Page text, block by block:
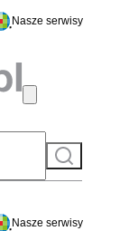
Nasze serwisy
Szukaj
Nasze serwisy